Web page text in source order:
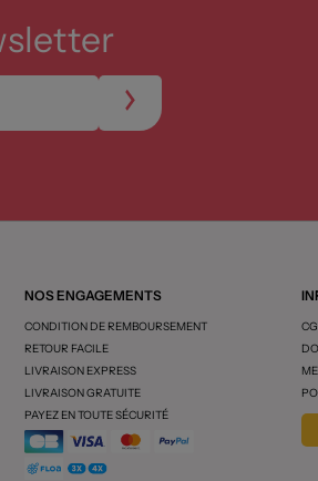
NOS ENGAGEMENTS
CONDITION DE REMBOURSEMENT
RETOUR FACILE
LIVRAISON EXPRESS
LIVRAISON GRATUITE
PAYEZ EN TOUTE SÉCURITÉ